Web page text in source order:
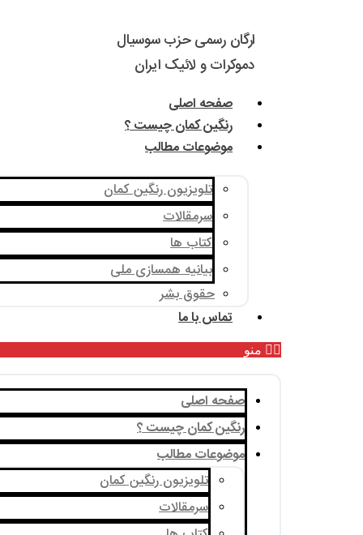
ارگان رسمی حزب سوسیال
دموکرات و لائیک ایران
صفحه اصلی
رنگین کمان چیست ؟
موضوعات مطالب
تلویزیون رنگین کمان
سرمقالات
کتاب ها
بیانیه همسازی ملی
حقوق بشر
تماس با ما
منو
صفحه اصلی
رنگین کمان چیست ؟
موضوعات مطالب
تلویزیون رنگین کمان
سرمقالات